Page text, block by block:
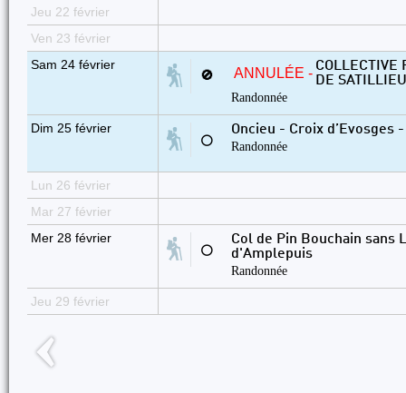
Jeu 22 février
Ven 23 février
Sam 24 février
🚫 ANNULÉE - COLLECTIVE
DE SATILLIEU
Randonnée
Dim 25 février
⚪
Oncieu - Croix d’Evosges
Randonnée
Lun 26 février
Mar 27 février
Mer 28 février
⚪
Col de Pin Bouchain sans
d'Amplepuis
Randonnée
Jeu 29 février